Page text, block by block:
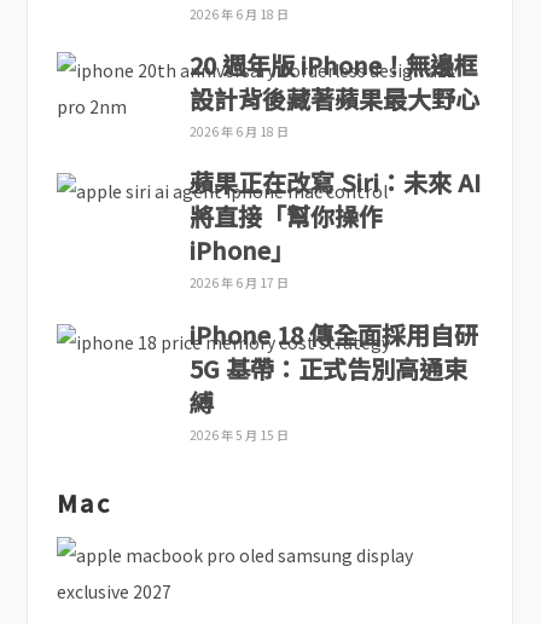
2026 年 6 月 18 日
20 週年版 iPhone！無邊框
設計背後藏著蘋果最大野心
2026 年 6 月 18 日
蘋果正在改寫 Siri：未來 AI
將直接「幫你操作
iPhone」
2026 年 6 月 17 日
iPhone 18 傳全面採用自研
5G 基帶：正式告別高通束
縛
2026 年 5 月 15 日
Mac